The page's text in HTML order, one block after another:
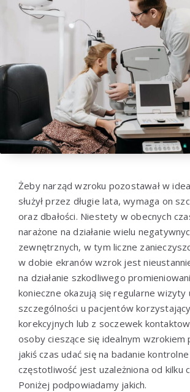
Żeby narząd wzroku pozostawał w
służył przez długie lata, wymaga on
oraz dbałości. Niestety w obecnych
narażone na działanie wielu
zewnętrznych, w tym liczne
w dobie ekranów wzrok jest
na działanie szkodliwego
konieczne okazują się regularne wizyty
szczególności u pacjentów
korekcyjnych lub z soczewek
osoby cieszące się idealnym wzrokiem
jakiś czas udać się na badanie
częstotliwość jest uzależniona od kilku
Poniżej podpowiadamy jakich.